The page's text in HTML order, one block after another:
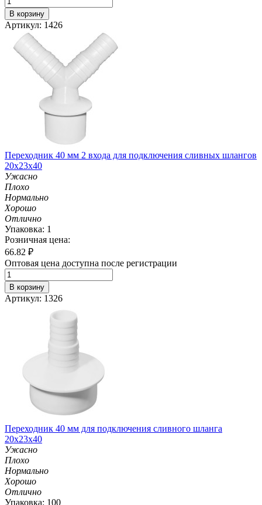
В корзину
Артикул: 1426
Переходник 40 мм 2 входа для подключения сливных шлангов
20х23х40
Ужасно
Плохо
Нормально
Хорошо
Отлично
Упаковка: 1
Розничная цена:
66.82 ₽
Оптовая цена доступна после регистрации
В корзину
Артикул: 1326
Переходник 40 мм для подключения сливного шланга
20х23х40
Ужасно
Плохо
Нормально
Хорошо
Отлично
Упаковка: 100